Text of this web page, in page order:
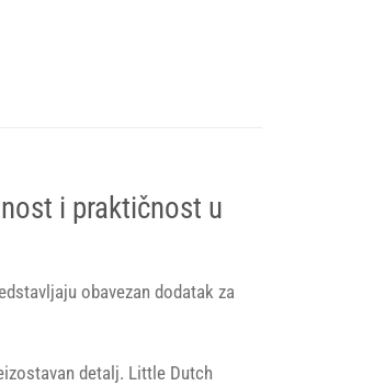
i praktičnost u
obavezan dodatak za
detalj. Little Dutch